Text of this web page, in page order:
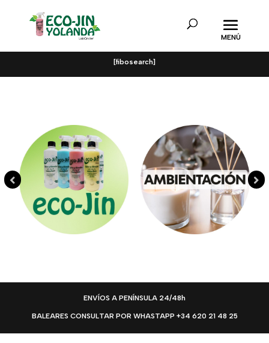
[fibosearch]
ENVÍOS A PENÍNSULA 24/48h
BALEARES CONSULTAR POR WHASTAPP +34 620 21 48 25